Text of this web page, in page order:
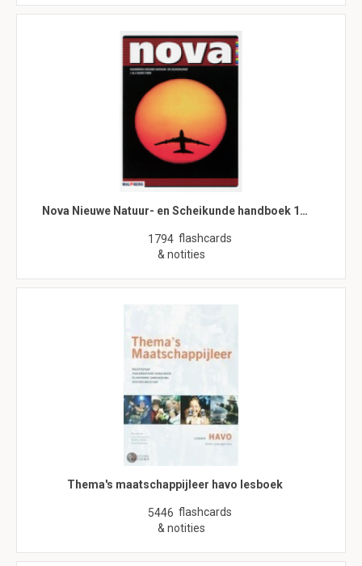
Nova Nieuwe Natuur- en Scheikunde handboek 1…
1794 flashcards
& notities
Thema's maatschappijleer havo lesboek
5446 flashcards
& notities